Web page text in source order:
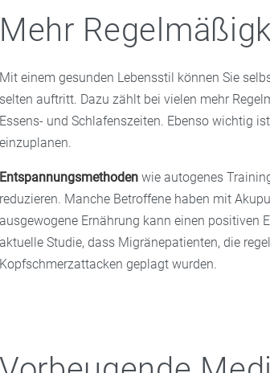
Mehr
Mit einem gesunden Lebensstil können Sie
selten auftritt. Dazu zählt bei vielen mehr
Essens- und Schlafenszeiten. Ebenso wichtig
einzuplanen.
Entspannungsmethodenwie autogenes
reduzieren. Manche Betroffene haben mit
ausgewogene Ernährung kann einen positiven
aktuelle Studie, dass Migränepatienten, die
Kopfschmerzattacken geplagt wurden.